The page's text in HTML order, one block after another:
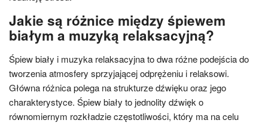
Jakie są różnice między śpiewem
białym a muzyką relaksacyjną?
Śpiew biały i muzyka relaksacyjna to dwa różne podejścia do
tworzenia atmosfery sprzyjającej odprężeniu i relaksowi.
Główna różnica polega na strukturze dźwięku oraz jego
charakterystyce. Śpiew biały to jednolity dźwięk o
równomiernym rozkładzie częstotliwości, który ma na celu